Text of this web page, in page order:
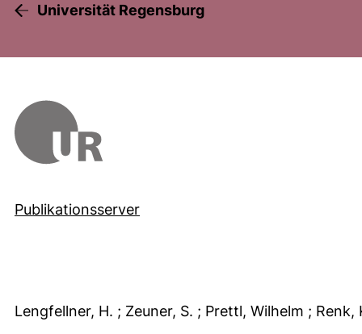
Universität Regensburg
Publikationsserver
Lengfellner, H. ; Zeuner, S. ; Prettl, Wilhelm ; Renk,